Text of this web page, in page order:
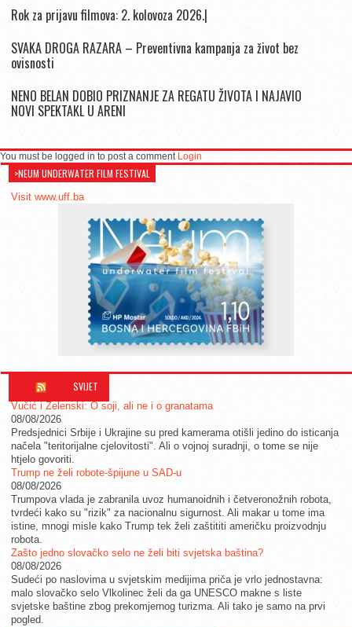
Rok za prijavu filmova: 2. kolovoza 2026.|
SVAKA DROGA RAZARA – Preventivna kampanja za život bez
ovisnosti
NENO BELAN DOBIO PRIZNANJE ZA REGATU ŽIVOTA I NAJAVIO
NOVI SPEKTAKL U ARENI
You must be logged in to post a comment Login
>NEUM UNDERWATER FILM FESTIVAL
Visit www.uff.ba
SVIJET
Vučić i Zelenski: O soji, ali ne i o granatama
08/08/2026
Predsjednici Srbije i Ukrajine su pred kamerama otišli jedino do isticanja
načela "teritorijalne cjelovitosti". Ali o vojnoj suradnji, o tome se nije
htjelo govoriti.
Trump ne želi robote-špijune u SAD-u
08/08/2026
Trumpova vlada je zabranila uvoz humanoidnih i četveronožnih robota,
tvrdeći kako su "rizik" za nacionalnu sigurnost. Ali makar u tome ima
istine, mnogi misle kako Trump tek želi zaštititi američku proizvodnju
robota.
Zašto jedno slovačko selo ne želi biti svjetska baština?
08/08/2026
Sudeći po naslovima u svjetskim medijima priča je vrlo jednostavna:
malo slovačko selo Vlkolinec želi da ga UNESCO makne s liste
svjetske baštine zbog prekomjernog turizma. Ali tako je samo na prvi
pogled.